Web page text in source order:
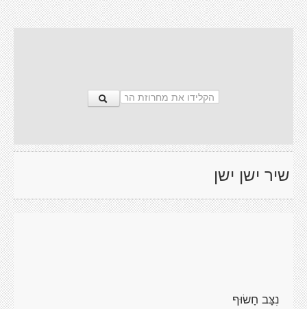
שיר ישן ישן
נִצָּב חָשׂוּף